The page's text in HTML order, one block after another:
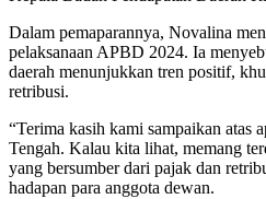
Dalam pemaparannya, Novalina
pelaksanaan APBD 2024. Ia
daerah menunjukkan tren positif,
retribusi.
“Terima kasih kami sampaikan atas
Tengah. Kalau kita lihat, memang
yang bersumber dari pajak dan
hadapan para anggota dewan.